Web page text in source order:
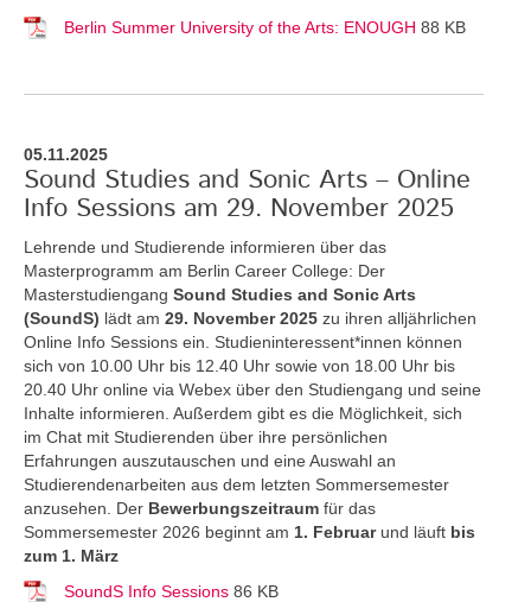
Berlin Summer University of the Arts: ENOUGH 88 KB
05.11.2025
Sound Studies and Sonic Arts – Online
Info Sessions am 29. November 2025
Lehrende und Studierende informieren über das
Masterprogramm am Berlin Career College: Der
Masterstudiengang Sound Studies and Sonic Arts
(SoundS) lädt am 29. November 2025 zu ihren alljährlichen
Online Info Sessions ein. Studieninteressent*innen können
sich von 10.00 Uhr bis 12.40 Uhr sowie von 18.00 Uhr bis
20.40 Uhr online via Webex über den Studiengang und seine
Inhalte informieren. Außerdem gibt es die Möglichkeit, sich
im Chat mit Studierenden über ihre persönlichen
Erfahrungen auszutauschen und eine Auswahl an
Studierendenarbeiten aus dem letzten Sommersemester
anzusehen. Der Bewerbungszeitraum für das
Sommersemester 2026 beginnt am 1. Februar und läuft bis
zum 1. März
SoundS Info Sessions 86 KB